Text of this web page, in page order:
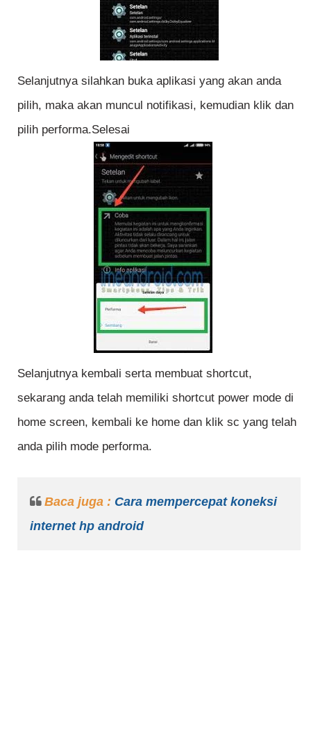
Selanjutnya silahkan buka aplikasi yang akan anda
pilih, maka akan muncul notifikasi, kemudian klik dan
pilih performa.Selesai
Selanjutnya kembali serta membuat shortcut,
sekarang anda telah memiliki shortcut power mode di
home screen, kembali ke home dan klik sc yang telah
anda pilih mode performa.
Baca juga : Cara mempercepat koneksi
internet hp android